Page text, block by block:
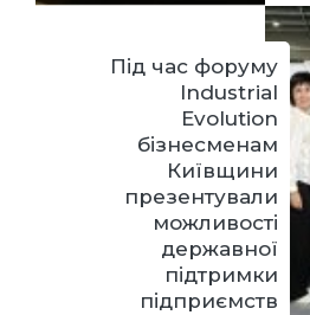
Під час форуму
Industrial
Evolution
бізнесменам
Київщини
презентували
можливості
державної
підтримки
підприємств